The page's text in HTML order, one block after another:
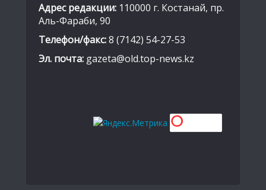
Адрес редакции: 110000 г. Костанай, пр.
Аль-Фараби, 90
Телефон/факс:8 (7142) 54-27-53
Эл. почта: gazeta@old.top-news.kz